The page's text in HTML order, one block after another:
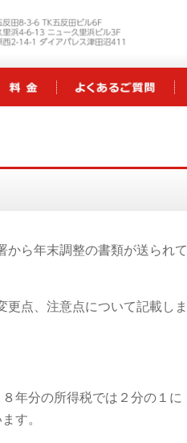
から年末調整の書類が送られて
更点、注意点について記載しま
年分の所得税では２分の１に
す。